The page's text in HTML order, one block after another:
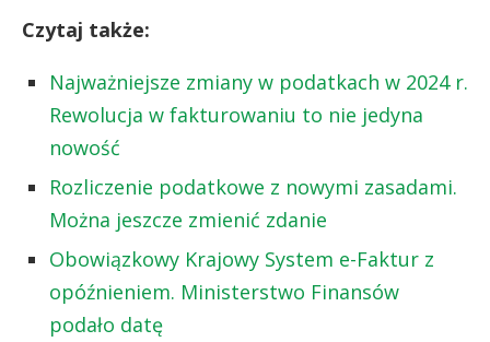
Czytaj także:
Najważniejsze zmiany w podatkach w 2024 r.
Rewolucja w fakturowaniu to nie jedyna
nowość
Rozliczenie podatkowe z nowymi zasadami.
Można jeszcze zmienić zdanie
Obowiązkowy Krajowy System e-Faktur z
opóźnieniem. Ministerstwo Finansów
podało datę